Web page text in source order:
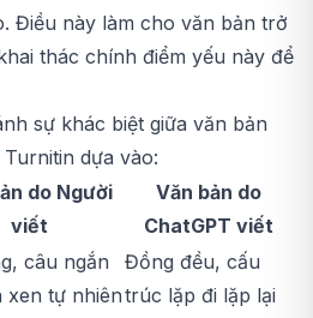
Điều này làm cho văn bản trở
thác chính điểm yếu này để
sự khác biệt giữa văn bản
dựa vào:
do Người
viết
Văn bản do
ChatGPT viết
câu ngắn
xen tự nhiên
Đồng đều, cấu
trúc lặp đi lặp lại